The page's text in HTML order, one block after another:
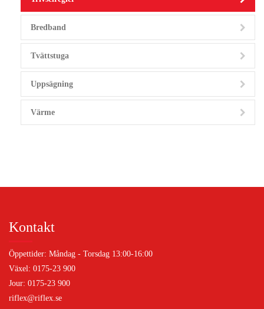
Bredband
Tvättstuga
Uppsägning
Värme
Kontakt
Öppettider: Måndag - Torsdag 13:00-16:00
Växel: 0175-23 900
Jour: 0175-23 900
riflex@riflex.se